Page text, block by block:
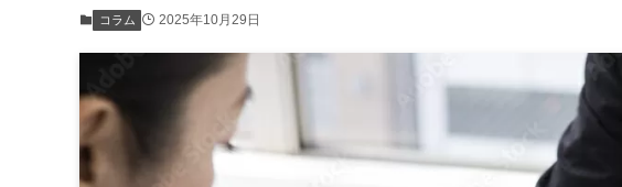
コラム 2025年10月29日